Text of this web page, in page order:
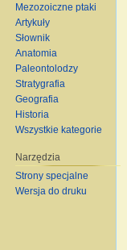
Mezozoiczne ptaki
Artykuły
Słownik
Anatomia
Paleontolodzy
Stratygrafia
Geografia
Historia
Wszystkie kategorie
Narzędzia
Strony specjalne
Wersja do druku